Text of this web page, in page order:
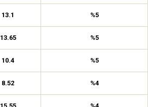
13.1 %5
13.65 %5
10.4 %5
8.52 %4